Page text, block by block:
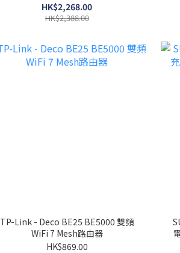
HK$2,268.00
HK$2,388.00
TP-Link - Deco BE25 BE5000 雙頻
WiFi 7 Mesh路由器
HK$869.00